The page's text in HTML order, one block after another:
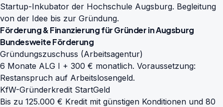
Startup-Inkubator der Hochschule Augsburg. Begleitung
von der Idee bis zur Gründung.
Förderung & Finanzierung für Gründer in Augsburg
Bundesweite Förderung
Gründungszuschuss (Arbeitsagentur)
6 Monate ALG I + 300 € monatlich. Voraussetzung:
Restanspruch auf Arbeitslosengeld.
KfW-Gründerkredit StartGeld
Bis zu 125.000 € Kredit mit günstigen Konditionen und 80